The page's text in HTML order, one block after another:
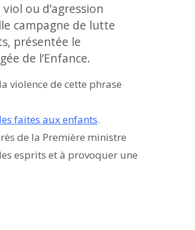
ou d’agression
campagne de lutte
présentée le
de l’Enfance.
violence de cette phrase
faites aux enfants.
de la Première ministre
esprits et à provoquer une